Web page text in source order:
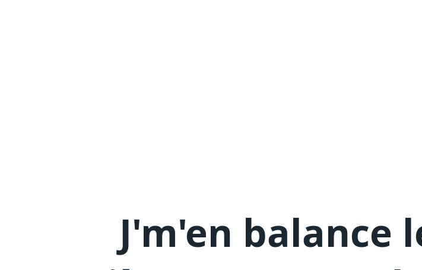
J'm'en balance